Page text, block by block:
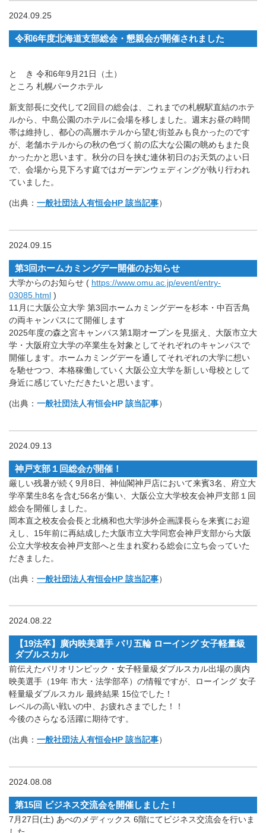
2024.09.25
令和6年度北海道支部総会・懇親会が開催されました
と き 令和6年9月21日（土）
ところ 札幌パークホテル
新支部長に交代して2回目の総会は、これまでの札幌駅直結のホテ
ルから、中島公園のホテルに会場を移しました。週末お昼の時間
帯は維持し、都心の高層ホテルから望む街並みも良かったのです
が、老舗ホテルからの秋の色づく前の広大な公園の眺めもまた良
かったかと思います。秋分の日を挟む連休初日のお天気のよい日
で、会場から見下ろす庭ではガーデンウェディングが執り行われ
ていました。
(出典： 一般社団法人有恒会HP 該当記事）
2024.09.15
第3回ホームカミングデー開催のお知らせ
大学からのお知らせ ( https://www.omu.ac.jp/event/entry-
03085.html )
11月に大阪公立大学 第3回ホームカミングデーを杉本・中百舌鳥
の両キャンパスにて開催します
2025年度の森之宮キャンパス第1期オープンを見据え、大阪市立大
学・大阪府立大学の卒業生を対象としてそれぞれのキャンパスで
開催します。ホームカミングデーを通してそれぞれの大学に想い
を馳せつつ、本格稼働していく大阪公立大学を新しい母校として
身近に感じていただきたいと思います。
(出典： 一般社団法人有恒会HP 該当記事）
2024.09.13
神戸支部１回総会が開催！
厳しい残暑が続く9月8日、神仙閣神戸店において来賓3名、府立大
学卒業生8名を含む56名が集い、大阪公立大学校友会神戸支部１回
総会を開催しました。
岡本直之校友会会長と北橋和也大学渉外企画課長らを来賓にお迎
えし、15年前に再結成した大阪市立大学同窓会神戸支部から大阪
公立大学校友会神戸支部へと生まれ変わる総会に立ち会っていた
だきました。
(出典： 一般社団法人有恒会HP 該当記事）
2024.08.22
【19法卒】廣内映美選手 パリ五輪 ローイング 女子軽量級
ダブルスカル
前伝えたパリオリンピック・女子軽量級ダブルスカル出場の廣内
映美選手（19年 市大・法学部卒）の情報ですが、ローイング 女子
軽量級ダブルスカル 最終結果 15位でした！
レベルの高い戦いの中、お疲れさまでした！！
今後のさらなる活躍に期待です。
(出典： 一般社団法人有恒会HP 該当記事）
2024.08.08
第15回 ビジネス交流会を開催しました！
7月27日(土) あべのメディックス 6階にてビジネス交流会を行いま